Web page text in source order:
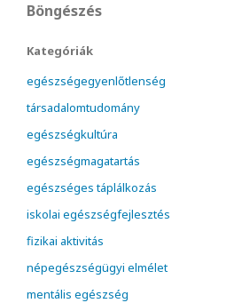
Böngészés
Kategóriák
egészségegyenlőtlenség
társadalomtudomány
egészségkultúra
egészségmagatartás
egészséges táplálkozás
iskolai egészségfejlesztés
fizikai aktivitás
népegészségügyi elmélet
mentális egészség